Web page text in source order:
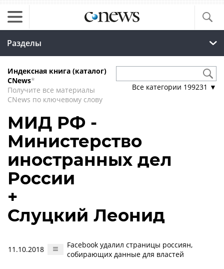
Разделы
Индексная книга (каталог)
CNews*
Получите все материалы
CNews по ключевому слову
Все категории 199231 ▼
МИД РФ -
Министерство
иностранных дел
России
+
Слуцкий Леонид
11.10.2018
Facebook удалил страницы россиян,
собирающих данные для властей